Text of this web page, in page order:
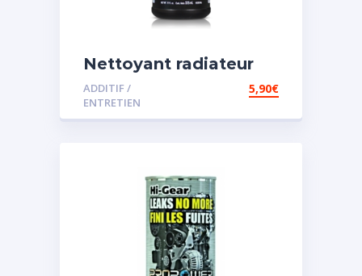
Nettoyant radiateur
ADDITIF /
ENTRETIEN
5,90€